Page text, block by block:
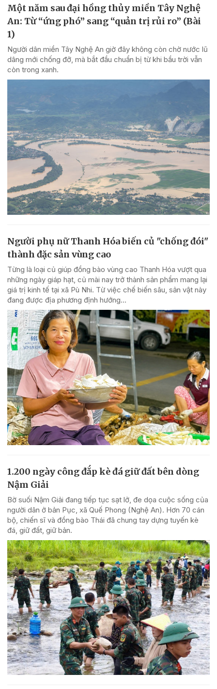
Một năm sau đại hồng thủy miền Tây Nghệ
An: Từ “ứng phó” sang “quản trị rủi ro” (Bài
1)
Người dân miền Tây Nghệ An giờ đây không còn chờ nước lũ
dâng mới chống đỡ, mà bắt đầu chuẩn bị từ khi bầu trời vẫn
còn trong xanh.
Người phụ nữ Thanh Hóa biến củ "chống đói"
thành đặc sản vùng cao
Từng là loại củ giúp đồng bào vùng cao Thanh Hóa vượt qua
những ngày giáp hạt, củ mài nay trở thành sản phẩm mang lại
giá trị kinh tế tại xã Pù Nhi. Từ việc chế biến sâu, sản vật này
đang được địa phương định hướng...
1.200 ngày công đắp kè đá giữ đất bên dòng
Nậm Giải
Bờ suối Nậm Giải đang tiếp tục sạt lở, đe dọa cuộc sống của
người dân ở bản Pục, xã Quế Phong (Nghệ An). Hơn 70 cán
bộ, chiến sĩ và đồng bào Thái đã chung tay dựng tuyến kè
đá, giữ đất, giữ bản.